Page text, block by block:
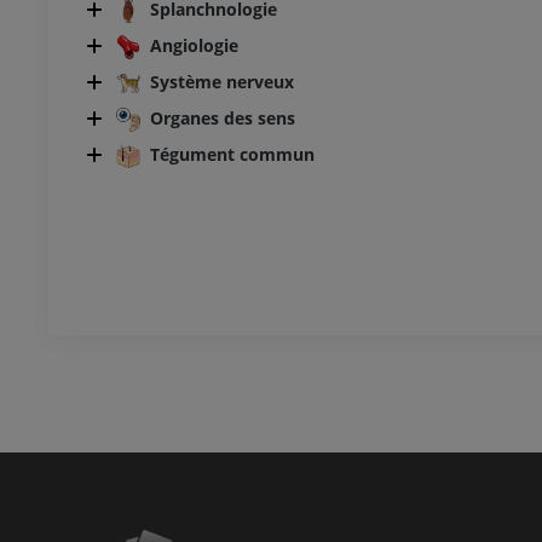
Splanchnologie
Angiologie
Système nerveux
Organes des sens
Tégument commun